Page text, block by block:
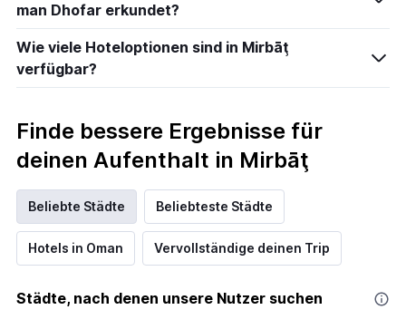
man Dhofar erkundet?
Wie viele Hoteloptionen sind in Mirbāţ
verfügbar?
Finde bessere Ergebnisse für
deinen Aufenthalt in Mirbāţ
Beliebte Städte Beliebteste Städte
Hotels in Oman Vervollständige deinen Trip
Städte, nach denen unsere Nutzer suchen